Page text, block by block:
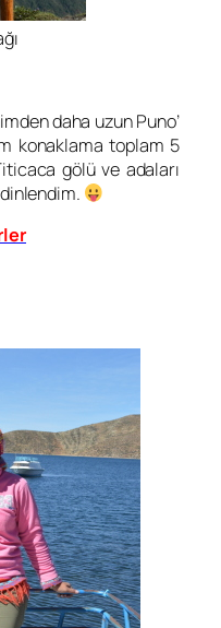
daha uzun Puno’
konaklama toplam 5
gölü ve adaları
dinlendim.